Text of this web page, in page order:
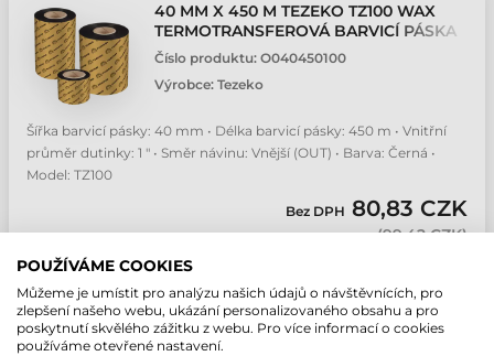
40 MM X 450 M TEZEKO TZ100 WAX
TERMOTRANSFEROVÁ BARVICÍ PÁSKA
Číslo produktu: O040450100
Výrobce: Tezeko
Šířka barvicí pásky: 40 mm • Délka barvicí pásky: 450 m • Vnitřní
průměr dutinky: 1 " • Směr návinu: Vnější (OUT) • Barva: Černá •
Model: TZ100
Bez DPH 80,83 CZK
(99,42 CZK)
kot
POUŽÍVÁME COOKIES
Můžeme je umístit pro analýzu našich údajů o návštěvnících, pro
zlepšení našeho webu, ukázání personalizovaného obsahu a pro
poskytnutí skvělého zážitku z webu. Pro více informací o cookies
používáme otevřené nastavení.